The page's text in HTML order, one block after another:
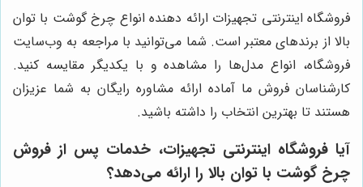
فروشگاه اینترنتی تجهیزات ارائه دهنده انواع چرخ گوشت با توان
بالا از برندهای معتبر است. شما می‌توانید با مراجعه به وب‌سایت
فروشگاه، انواع مدل‌ها را مشاهده و با یکدیگر مقایسه کنید.
کارشناسان فروش ما آماده ارائه مشاوره رایگان به شما عزیزان
هستند تا بهترین انتخاب را داشته باشید.
آیا فروشگاه اینترنتی تجهیزات، خدمات پس از فروش
چرخ گوشت با توان بالا را ارائه می‌دهد؟